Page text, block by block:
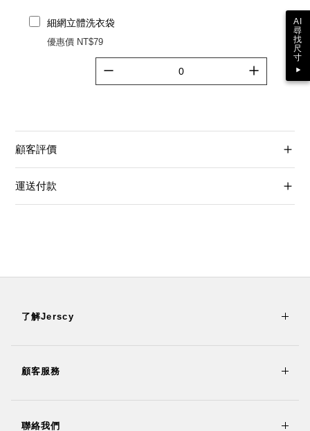
細網立體洗衣袋
優惠價 NT$79
顧客評價
運送付款
了解Jerscy
顧客服務
聯絡我們
AI
尋
找
尺
寸